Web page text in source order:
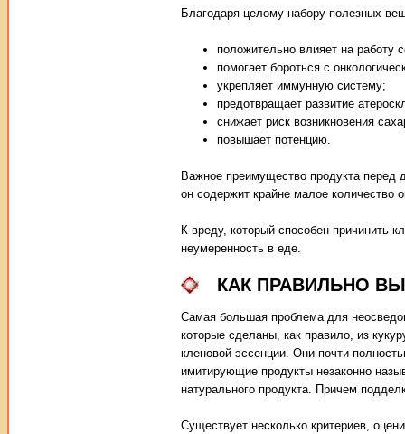
Благодаря целому набору полезных
положительно влияет на работу
помогает бороться с
укрепляет иммунную систему;
предотвращает развитие
снижает риск возникновения
повышает потенцию.
Важное преимущество продукта перед
он содержит крайне малое количество
К вреду, который способен причинить
неумеренность в еде.
КАК ПРАВИЛЬНО
Самая большая проблема для
которые сделаны, как правило, из
кленовой эссенции. Они почти
имитирующие продукты незаконно
натурального продукта. Причем
Существует несколько критериев,